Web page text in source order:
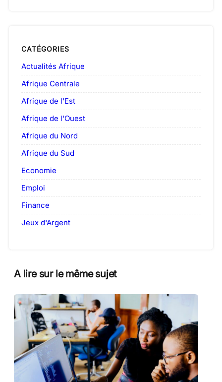
CATÉGORIES
Actualités Afrique
Afrique Centrale
Afrique de l'Est
Afrique de l'Ouest
Afrique du Nord
Afrique du Sud
Economie
Emploi
Finance
Jeux d'Argent
A lire sur le même sujet